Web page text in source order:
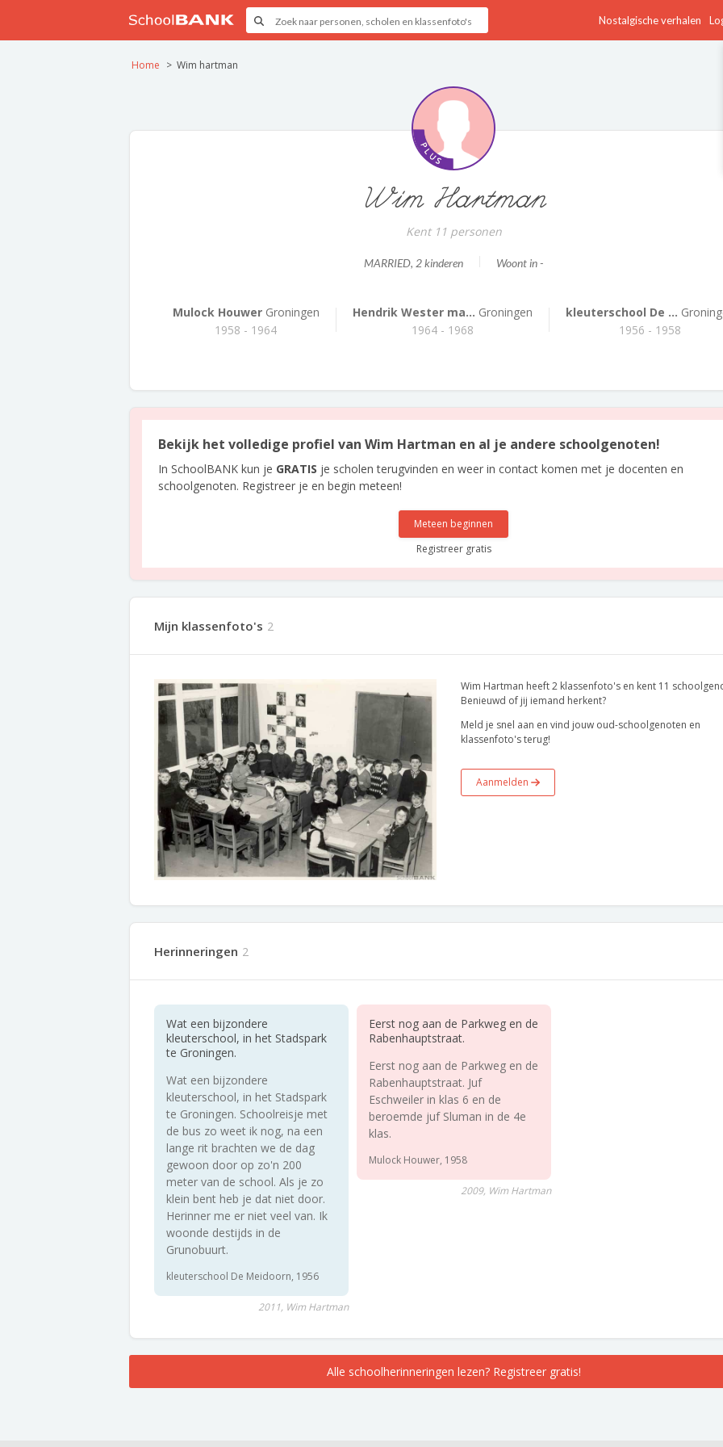
Nostalgische verhalen
Home Wim hartman
Wim Hartman
Kent 11 personen
MARRIED, 2 kinderen Woont in -
Mulock HouwerGroningen
1958 - 1964
Hendrik Wester ma... Groningen
1964 - 1968
kleuterschool De ...
1956 - 1958
Bekijk het volledige profiel van Wim Hartman en al je andere schoolgenoten!
In SchoolBANK kun je GRATIS je scholen terugvinden en weer in contact komen met je docenten en
schoolgenoten. Registreer je en begin meteen!
Meteen beginnen
Registreer gratis
Mijn klassenfoto's 2
Wim Hartman heeft 2 klassenfoto's en kent 11
Benieuwd of jij iemand herkent?
Meld je snel aan en vind jouw oud-schoolgenoten en
klassenfoto's terug!
Aanmelden
Herinneringen 2
Wat een bijzondere
kleuterschool, in het Stadspark
te Groningen.
Wat een bijzondere
kleuterschool, in het Stadspark
te Groningen. Schoolreisje met
de bus zo weet ik nog, na een
lange rit brachten we de dag
gewoon door op zo'n 200
meter van de school. Als je zo
klein bent heb je dat niet door.
Herinner me er niet veel van. Ik
woonde destijds in de
Grunobuurt.
kleuterschool De Meidoorn, 1956
2011, Wim Hartman
Eerst nog aan de Parkweg en de
Rabenhauptstraat.
Eerst nog aan de Parkweg en de
Rabenhauptstraat. Juf
Eschweiler in klas 6 en de
beroemde juf Sluman in de 4e
klas.
Mulock Houwer, 1958
2009, Wim Hartman
Alle schoolherinneringen lezen? Registreer gratis!